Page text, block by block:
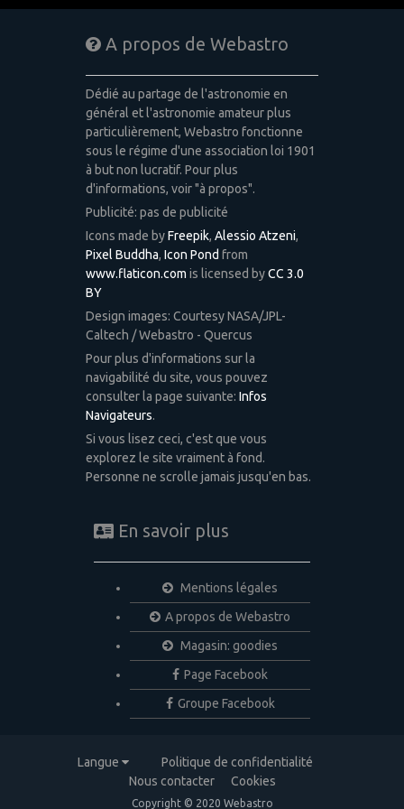
A propos de Webastro
Dédié au partage de l'astronomie en
général et l'astronomie amateur plus
particulièrement, Webastro fonctionne
sous le régime d'une association loi 1901
à but non lucratif. Pour plus
d'informations, voir "à propos".
Publicité: pas de publicité
Icons made byFreepik, Alessio Atzeni,
Pixel Buddha, Icon Pond from
www.flaticon.com is licensed byCC 3.0
BY
Design images: Courtesy NASA/JPL-
Caltech / Webastro - Quercus
Pour plus d'informations sur la
navigabilité du site, vous pouvez
consulter la page suivante: Infos
Navigateurs.
Si vous lisez ceci, c'est que vous
explorez le site vraiment à fond.
Personne ne scrolle jamais jusqu'en bas.
En savoir plus
Mentions légales
A propos de Webastro
Magasin: goodies
Page Facebook
Groupe Facebook
Langue
Politique de confidentialité
Nous contacter
Cookies
Copyright © 2020 Webastro